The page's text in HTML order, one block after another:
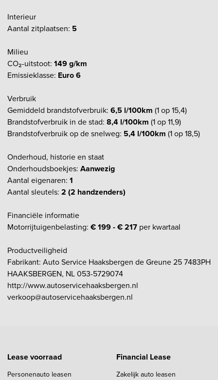
Interieur
Aantal zitplaatsen: 5
Milieu
CO₂-uitstoot: 149 g/km
Emissieklasse: Euro 6
Verbruik
Gemiddeld brandstofverbruik: 6,5 l/100km (1 op 15,4)
Brandstofverbruik in de stad: 8,4 l/100km (1 op 11,9)
Brandstofverbruik op de snelweg: 5,4 l/100km (1 op 18,5)
Onderhoud, historie en staat
Onderhoudsboekjes: Aanwezig
Aantal eigenaren: 1
Aantal sleutels: 2 (2 handzenders)
Financiële informatie
Motorrijtuigenbelasting: € 199 - € 217 per kwartaal
Productveiligheid
Fabrikant: Auto Service Haaksbergen de Greune 25 7483PH
HAAKSBERGEN, NL 053-5729074
http://www.autoservicehaaksbergen.nl
verkoop@autoservicehaaksbergen.nl
Lease voorraad
Personenauto leasen
Financial Lease
Zakelijk auto leasen